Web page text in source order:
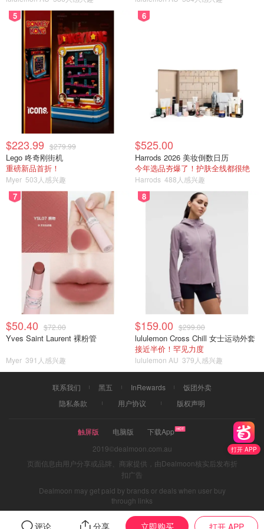
打开 APP
评论 分享 立即购买 打开 APP
5
$223.99 $279.99
Lego 咚奇刚街机
重磅新品首折！
Myer 503人感兴趣
6
$525.00
Harrods 2026 美妆倒数日历
今年选品夯爆了！护肤全线都很绝
Harrods 488人感兴趣
7
$50.40 $72.00
Yves Saint Laurent 裸粉管
Myer 391人感兴趣
8
$159.00 $299.00
lululemon Cross Chill 女士运动外套
接近半价！罕见力度
lululemon AU 379人感兴趣
联系我们 黑五 InRewards
饭团外卖
隐私条款
用户协议 版权声明
触屏版 电脑版
下载App
2019©dealmoon.com.au
页面信息由用户分享或品牌、商家提供，由Dealmoon核实后发布折
扣广告
Dealmoon may get paid by brands or deals when user buy
through links